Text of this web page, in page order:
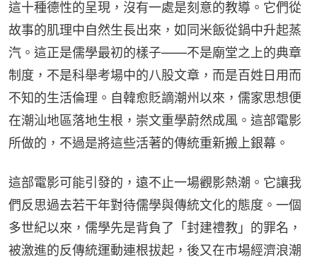
這十種德性的呈現，沒有一處是刻意的教導。它們從
故事的肌理中自然生長出來，如同米飯從鍋中升起蒸
汽。這正是儒學最初的樣子——不是廟堂之上的典章
制度，不是科舉考場中的八股文章，而是百姓日用而
不知的生活倫理。自韓愈貶謫潮州以來，儒家思想便
在潮汕地區落地生根，崇文重學蔚然成風。這部電影
所做的，不過是將這些活著的傳統重新搬上銀幕。
這部電影可能引發的，遠不止一場觀影熱潮。它讓我
們反思過去若干年對待儒學與傳統文化的態度。一個
多世紀以來，儒學先是背負了「封建禮教」的罪名，
被激進的反傳統運動連根拔起，後又在市場經濟浪潮